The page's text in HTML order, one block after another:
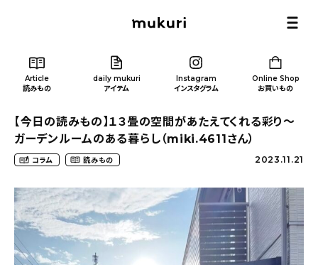
Article
読みもの
daily mukuri
アイテム
Instagram
インスタグラム
Online Shop
お買いもの
Article/ 読みもの
カテゴリー一覧
【今日の読みもの】１３畳の空間があたえてくれる彩り〜
ガーデンルームのある暮らし（miki.4611さん）
コラム 読みもの 2023.11.21